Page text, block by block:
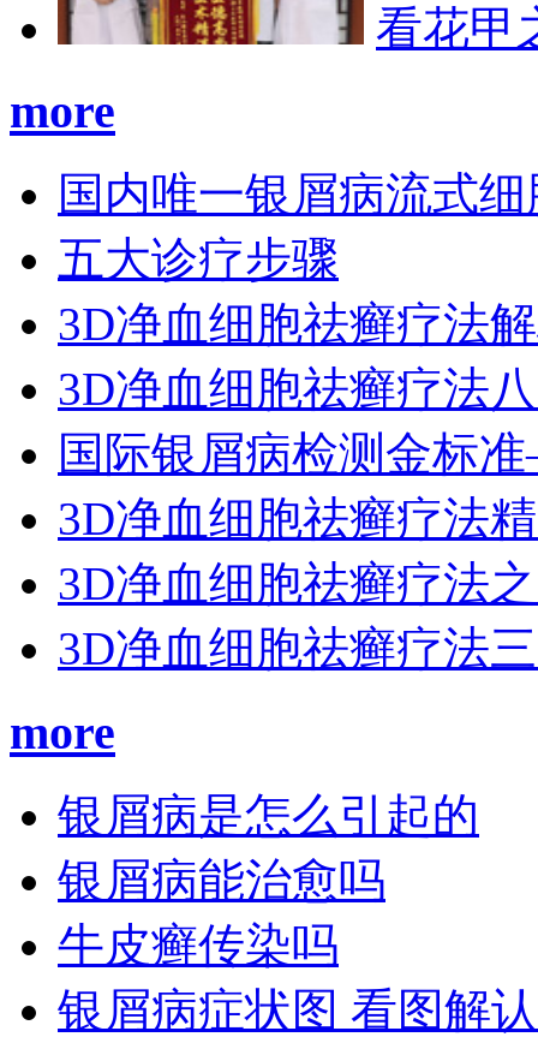
看花甲
more
国内唯一银屑病流式
五大诊疗步骤
3D净血细胞祛癣疗法
3D净血细胞祛癣疗法
国际银屑病检测金标
3D净血细胞祛癣疗法
3D净血细胞祛癣疗法
3D净血细胞祛癣疗法
more
银屑病是怎么引起的
银屑病能治愈吗
牛皮癣传染吗
银屑病症状图 看图解